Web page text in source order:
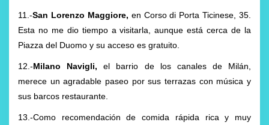
11.-San Lorenzo Maggiore, en Corso di Porta Ticinese, 35.
Esta no me dio tiempo a visitarla, aunque está cerca de la
Piazza del Duomo y su acceso es gratuito.
12.-Milano Navigli, el barrio de los canales de Milán,
merece un agradable paseo por sus terrazas con música y
sus barcos restaurante.
13.-Como recomendación de comida rápida rica y muy